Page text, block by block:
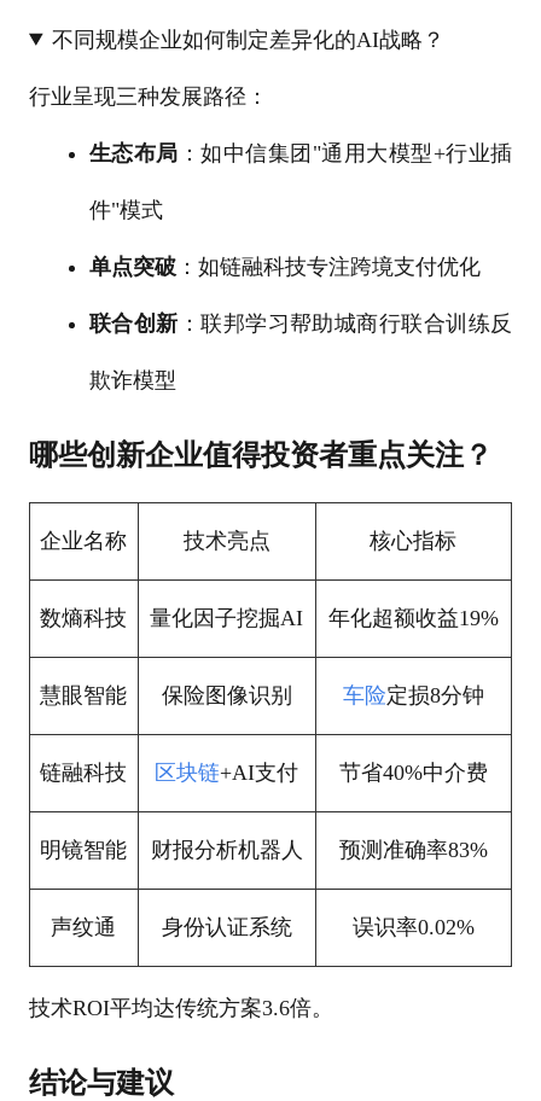
不同规模企业如何制定差异化的AI战略？
行业呈现三种发展路径：
生态布局 ：如中信集团"通用大模型+行业插
件"模式
单点突破：如链融科技专注跨境支付优化
联合创新 ：联邦学习帮助城商行联合训练反
欺诈模型
哪些创新企业值得投资者重点关注？
企业名称 技术亮点 核心指标
数熵科技 量化因子挖掘AI 年化超额收益19%
慧眼智能 保险图像识别 车险定损8分钟
链融科技 区块链+AI支付 节省40%中介费
明镜智能 财报分析机器人 预测准确率83%
声纹通 身份认证系统 误识率0.02%
技术ROI平均达传统方案3.6倍。
结论与建议